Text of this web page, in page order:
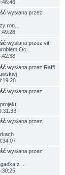
wysłana przez
ron...
wysłana przezvit
Oc...
wysłana przez Raffi
wysłana przez
wysłana przez
wysłana przez
z ...